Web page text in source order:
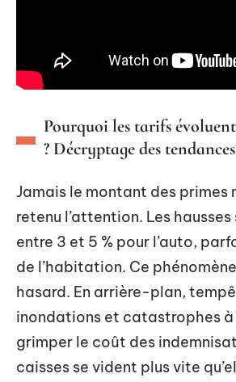
Pourquoi les tarifs
? Décryptage des
Jamais le montant des primes
retenu l’attention. Les hausses
entre 3 et 5 % pour l’auto,
de l’habitation. Ce
hasard. En arrière-plan,
inondations et catastrophes
grimper le coût des
caisses se vident plus vite